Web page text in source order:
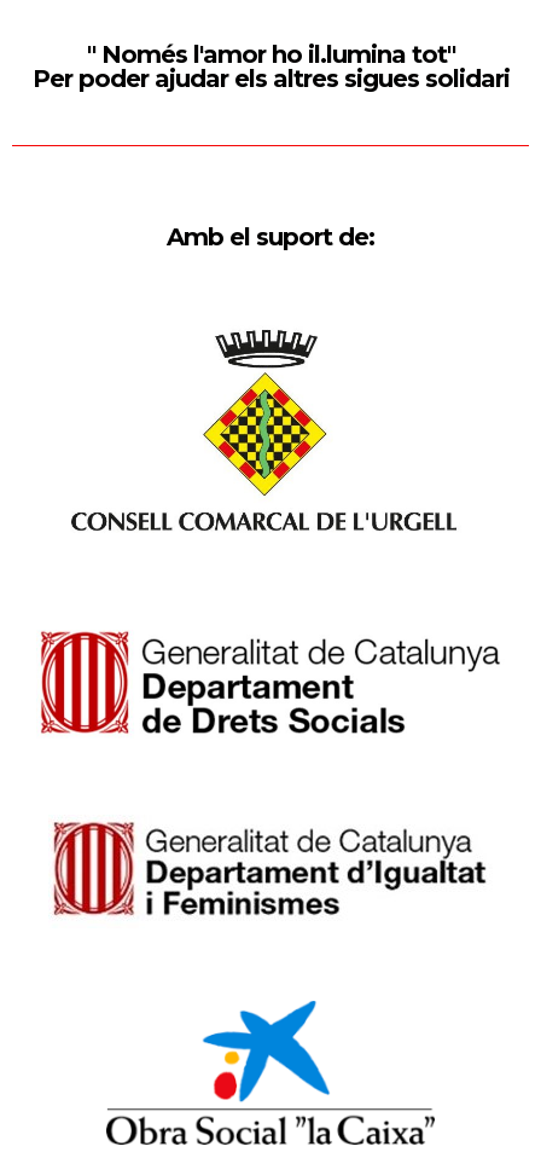
" Només l'amor ho il.lumina tot"
Per poder ajudar els altres sigues solidari
Amb el suport de: